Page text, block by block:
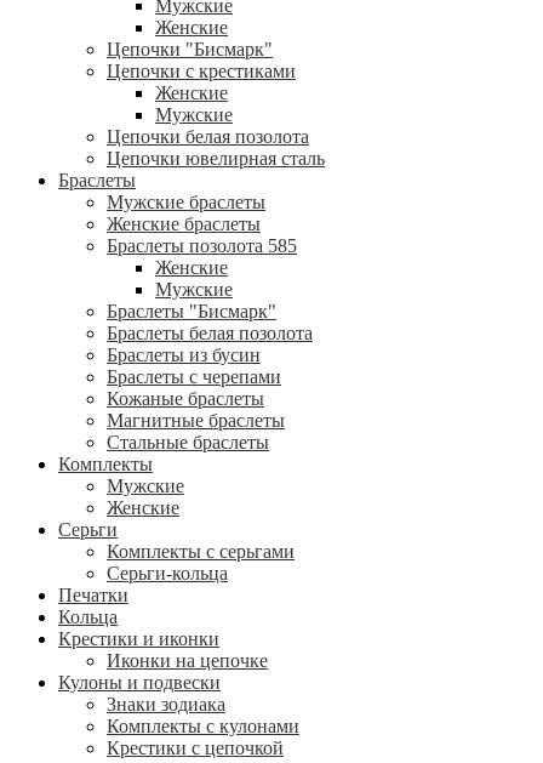
Мужские
Женские
Цепочки "Бисмарк"
Цепочки с крестиками
Женские
Мужские
Цепочки белая позолота
Цепочки ювелирная сталь
Браслеты
Мужские браслеты
Женские браслеты
Браслеты позолота 585
Женские
Мужские
Браслеты "Бисмарк"
Браслеты белая позолота
Браслеты из бусин
Браслеты с черепами
Кожаные браслеты
Магнитные браслеты
Стальные браслеты
Комплекты
Мужские
Женские
Серьги
Комплекты с серьгами
Серьги-кольца
Печатки
Кольца
Крестики и иконки
Иконки на цепочке
Кулоны и подвески
Знаки зодиака
Комплекты с кулонами
Крестики с цепочкой